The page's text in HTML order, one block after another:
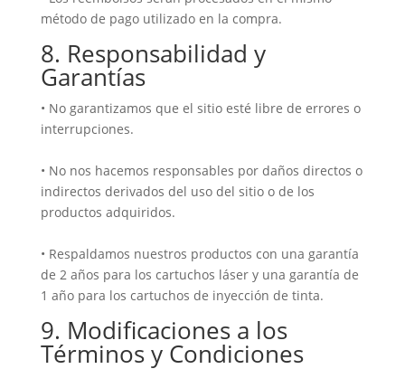
método de pago utilizado en la compra.
8. Responsabilidad y
Garantías
• No garantizamos que el sitio esté libre de errores o
interrupciones.
• No nos hacemos responsables por daños directos o
indirectos derivados del uso del sitio o de los
productos adquiridos.
• Respaldamos nuestros productos con una garantía
de 2 años para los cartuchos láser y una garantía de
1 año para los cartuchos de inyección de tinta.
9. Modificaciones a los
Términos y Condiciones